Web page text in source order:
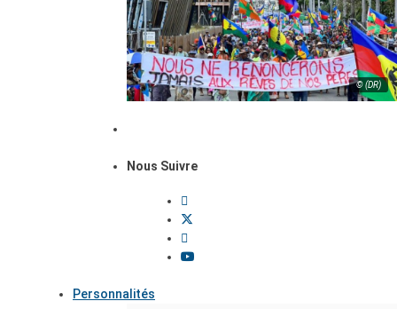
© (DR)
Nous Suivre
Personnalités